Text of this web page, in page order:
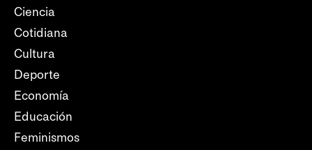
Ciencia
Cotidiana
Cultura
Deporte
Economía
Educación
Feminismos